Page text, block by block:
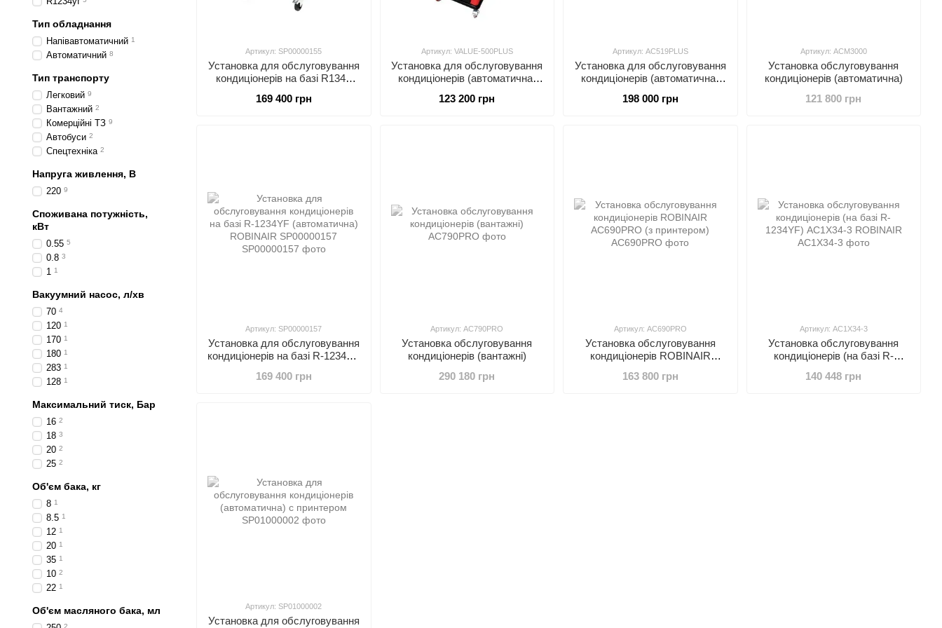
Артикул: SP00000155
Установка для обслуговування
кондиціонерів на базі R134a
SP00000155
169 400 грн
Артикул: VALUE-500PLUS
Установка для обслуговування
кондиціонерів (автоматична)
LAUNCH VALUE-500PLUS
123 200 грн
Артикул: AC519PLUS
Установка для обслуговування
кондиціонерів (автоматична)
AC519PLUS
198 000 грн
Артикул: ACM3000
Установка обслуговування
кондиціонерів (автоматична)
121 800 грн
Артикул: SP00000157
Установка для обслуговування
кондиціонерів на базі R-1234YF
SP00000157
169 400 грн
Артикул: AC790PRO
Установка обслуговування
кондиціонерів (вантажні)
290 180 грн
Артикул: AC690PRO
Установка обслуговування
кондиціонерів ROBINAIR
163 800 грн
Артикул: AC1X34-3
Установка обслуговування
кондиціонерів (на базі R-
140 448 грн
Артикул: SP01000002
Установка для обслуговування
Тип обладнання
Напівавтоматичний 1
Автоматичний 8
Тип транспорту
Легковий 9
Вантажний 2
Комерційні ТЗ 9
Автобуси 2
Спецтехніка 2
Напруга живлення, В
220 9
Cпoживaнa пoтужніcть,
кВт
0.55 5
0.8 3
1 1
Вакуумний насос, л/хв
70 4
120 1
170 1
180 1
283 1
128 1
Максимальний тиск, Бар
16 2
18 3
20 2
25 2
Об'єм бака, кг
8 1
8.5 1
12 1
20 1
35 1
10 2
22 1
Об'єм масляного бака, мл
2